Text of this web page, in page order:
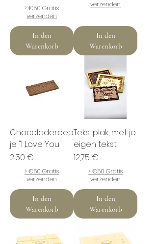
> €50 Gratis
verzenden
In den
Warenkorb
verzenden
In den
Warenkorb
Chocoladereep
je "I Love You"
Preis
2,50 €
> €50 Gratis
verzenden
In den
Warenkorb
Tekstplak, met je
eigen tekst
Preis
12,75 €
> €50 Gratis
verzenden
In den
Warenkorb